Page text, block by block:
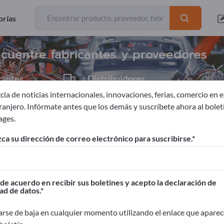
fabricantes y proveedores
Distribuidores
12
Exportadores
436
y neumática
comerciales >> Empiece aquí
en Exportpages.
publicar aquí
de noticias internacionales, innovaciones, ferias, comercio en
Infórmate antes que los demás y suscríbete ahora al
su dirección de correo electrónico para suscribirse.
acuerdo en recibir sus boletines y acepto la declaración de
de datos.
de baja en cualquier momento utilizando el enlace que